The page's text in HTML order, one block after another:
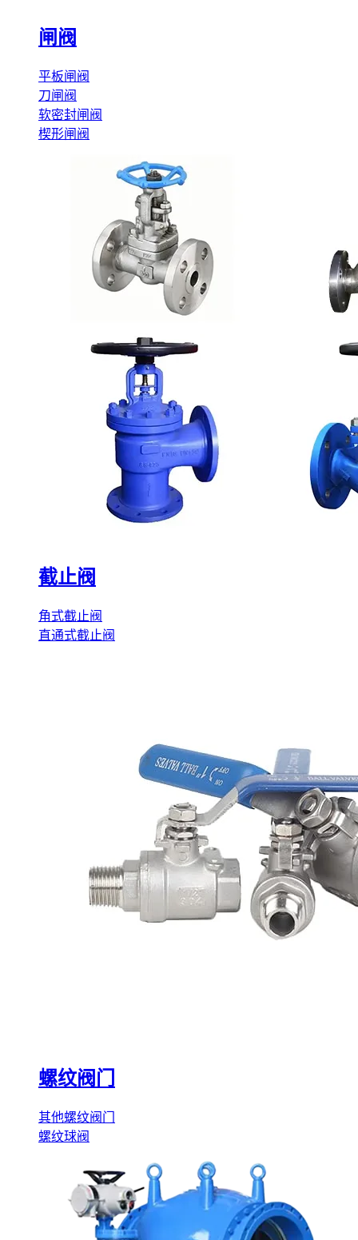
闸阀
平板闸阀
刀闸阀
软密封闸阀
楔形闸阀
截止阀
角式截止阀
直通式截止阀
螺纹阀门
其他螺纹阀门
螺纹球阀